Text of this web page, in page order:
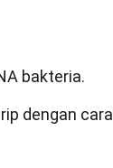
bakteria.
dengan cara